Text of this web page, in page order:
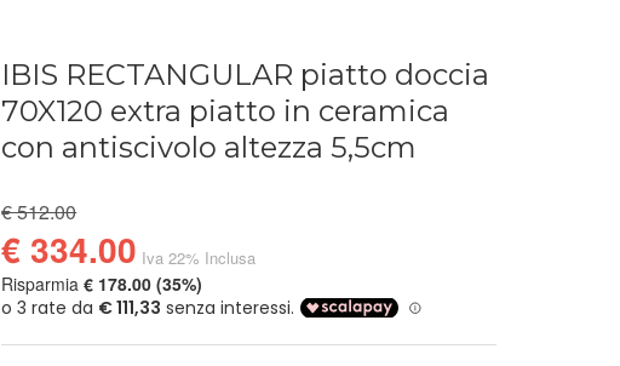
IBIS RECTANGULAR piatto doccia
70X120 extra piatto in ceramica
con antiscivolo altezza 5,5cm
€ 512.00
€ 334.00 Iva 22% Inclusa
Risparmia€ 178.00 (35%)